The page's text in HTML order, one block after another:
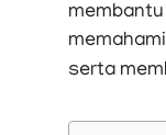
memahami
serta